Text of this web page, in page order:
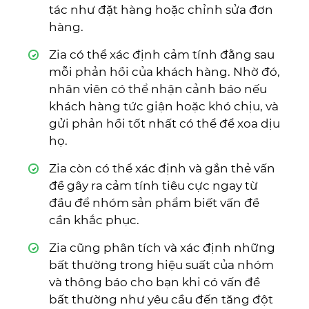
tác như đặt hàng hoặc chỉnh sửa đơn
hàng.
Zia có thể xác định cảm tính đằng sau
mỗi phản hồi của khách hàng. Nhờ đó,
nhân viên có thể nhận cảnh báo nếu
khách hàng tức giận hoặc khó chịu, và
gửi phản hồi tốt nhất có thể để xoa dịu
họ.
Zia còn có thể xác định và gắn thẻ vấn
đề gây ra cảm tính tiêu cực ngay từ
đầu để nhóm sản phẩm biết vấn đề
cần khắc phục.
Zia cũng phân tích và xác định những
bất thường trong hiệu suất của nhóm
và thông báo cho bạn khi có vấn đề
bất thường như yêu cầu đến tăng đột